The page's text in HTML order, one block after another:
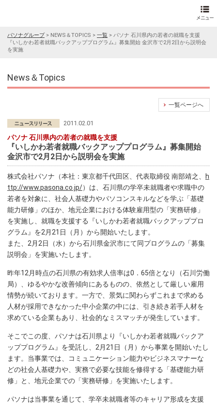
パソナグループ> NEWS＆TOPICS > 一覧 > パソナ 石川県内の若者の就職を支援
『いしかわ若者就職バックアッププログラム』募集開始 金沢市で2月2日から説明会
を実施
News＆Topics
一覧ページへ
2011.02.01
パソナ 石川県内の若者の就職を支援
『いしかわ若者就職バックアッププログラム』募集開始
金沢市で2月2日から説明会を実施
株式会社パソナ（本社：東京都千代田区、代表取締役 南部靖之、
h
ttp://www.pasona.co.jp/）は、石川県の学卒未就職者や求職中の
若者を対象に、社会人基礎力やパソコンスキルなどを学ぶ「基礎
能力研修」のほか、地元企業における体験雇用型の「実務研修」
を実施し、就職を支援する『いしかわ若者就職バックアッププロ
グラム』を2月21日（月）から開始いたします。
また、2月2日（水）から石川県金沢市にて同プログラムの「募集
説明会」を実施いたします。
昨年12月時点の石川県の有効求人倍率は0．65倍となり（石川労働
局）、ゆるやかな改善傾向にあるものの、依然として厳しい雇用
情勢が続いております。一方で、景気に関わらずこれまで求める
人材が採用できなかった中小企業の中には、引き続き若手人材を
求めている企業もあり、社会的なミスマッチが発生しています。
そこでこの度、パソナは石川県より『いしかわ若者就職バックア
ッププログラム』を受託し、2月21日（月）から事業を開始いたし
ます。当事業では、コミュニケーション能力やビジネスマナーな
どの社会人基礎力や、実務で必要な技能を修得する「基礎能力研
修」と、地元企業での「実務研修」を実施いたします。
パソナは当事業を通じて、学卒未就職者等のキャリア形成を支援